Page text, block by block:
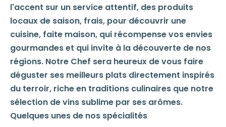
l'accent sur un service attentif, des produits
locaux de saison, frais, pour découvrir une
cuisine, faite maison, qui récompense vos envies
gourmandes et qui invite à la découverte de nos
régions. Notre Chef sera heureux de vous faire
déguster ses meilleurs plats directement inspirés
du terroir, riche en traditions culinaires que notre
sélection de vins sublime par ses arômes.
Quelques unes de nos spécialités